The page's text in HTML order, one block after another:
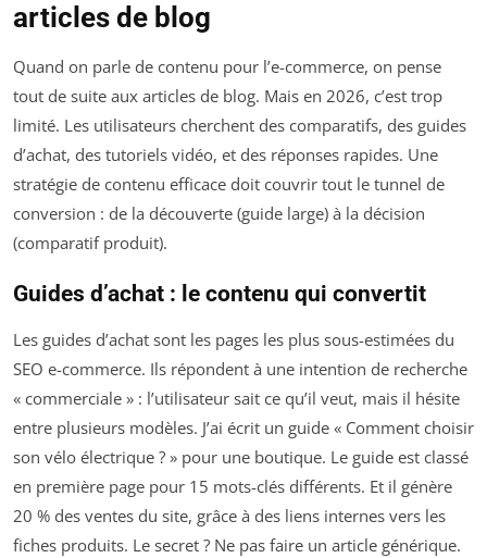
articles de blog
Quand on parle de contenu pour l’e-commerce, on pense
tout de suite aux articles de blog. Mais en 2026, c’est trop
limité. Les utilisateurs cherchent des comparatifs, des guides
d’achat, des tutoriels vidéo, et des réponses rapides. Une
stratégie de contenu efficace doit couvrir tout le tunnel de
conversion : de la découverte (guide large) à la décision
(comparatif produit).
Guides d’achat : le contenu qui convertit
Les guides d’achat sont les pages les plus sous-estimées du
SEO e-commerce. Ils répondent à une intention de recherche
« commerciale » : l’utilisateur sait ce qu’il veut, mais il hésite
entre plusieurs modèles. J’ai écrit un guide « Comment choisir
son vélo électrique ? » pour une boutique. Le guide est classé
en première page pour 15 mots-clés différents. Et il génère
20 % des ventes du site, grâce à des liens internes vers les
fiches produits. Le secret ? Ne pas faire un article générique.